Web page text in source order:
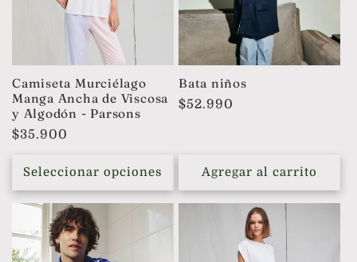
Camiseta Murciélago
Manga Ancha de Viscosa
y Algodón - Parsons
Precio
$35.900
Seleccionar opciones
Bata niños
Precio
$52.990
Agregar al carrito